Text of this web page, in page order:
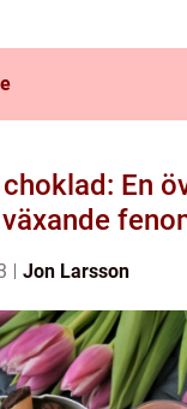
En
Jon Larsson